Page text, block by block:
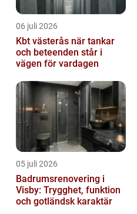
06 juli 2026
Kbt västerås när tankar
och beteenden står i
vägen för vardagen
05 juli 2026
Badrumsrenovering i
Visby: Trygghet, funktion
och gotländsk karaktär